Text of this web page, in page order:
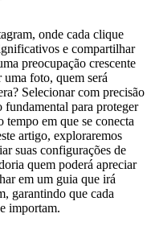
onde ⁤cada clique
e ​compartilhar
preocupação crescente
foto, quem será‌
Selecionar​ com precisão‌
fundamental para proteger
tempo em que⁣ se conecta
‍artigo, exploraremos
suas configurações de
quem poderá⁤ apreciar
em um guia que irá
garantindo que cada
importam.